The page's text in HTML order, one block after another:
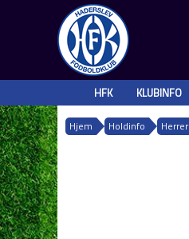
HFK KLUBINFO
Hjem Holdinfo Herrer